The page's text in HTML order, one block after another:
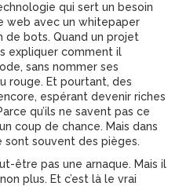
qui sert un besoin
web avec un whitepaper
bots. Quand un projet
expliquer comment il
sans nommer ses
rouge. Et pourtant, des
espérant devenir riches
qu’ils ne savent pas ce
coup de chance. Mais dans
sont souvent des pièges.
être pas une arnaque. Mais il
plus. Et c’est là le vrai